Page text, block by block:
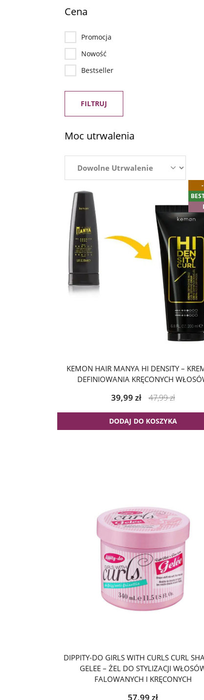
Cena
Promocja
Nowość
Bestseller
FILTRUJ
Moc utrwalenia
KEMON HAIR MANYA HI DENSITY –
DEFINIOWANIA KRĘCONYCH
39,99 zł 47,99zł
DODAJ DO KOSZYKA
DIPPITY-DO GIRLS WITH CURLS CURL
GELEE – ŻEL DO STYLIZACJI
FALOWANYCH I KRĘCONYCH
57,99 zł